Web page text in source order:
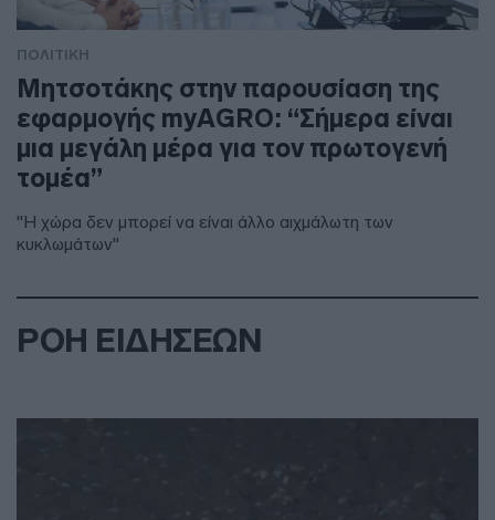
ΠΟΛΙΤΙΚΗ
Μητσοτάκης στην παρουσίαση της
εφαρμογής myAGRO: “Σήμερα είναι
μια μεγάλη μέρα για τον πρωτογενή
τομέα”
"Η χώρα δεν μπορεί να είναι άλλο αιχμάλωτη των
κυκλωμάτων"
ΡΟΗ ΕΙΔΗΣΕΩΝ